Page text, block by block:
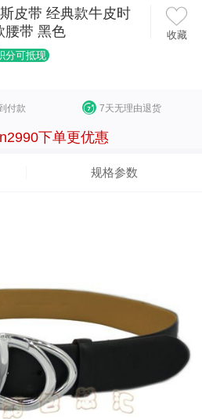
皮带 经典款牛皮时
腰带 黑色
收藏
分可抵现
付款 7天无理由退货
下单更优惠
规格参数